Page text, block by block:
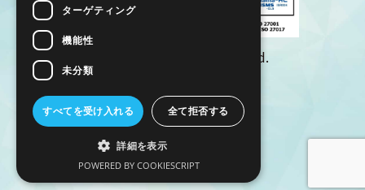
© AIZOTH Inc. All Rights Reserved.
ターゲティング
機能性
未分類
すべてを受け入れる 全て拒否する
詳細を表示
POWERED BY COOKIESCRIPT